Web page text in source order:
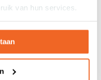
van hun services.